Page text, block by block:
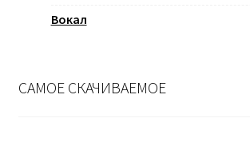
Вокал
САМОЕ СКАЧИВАЕМОЕ